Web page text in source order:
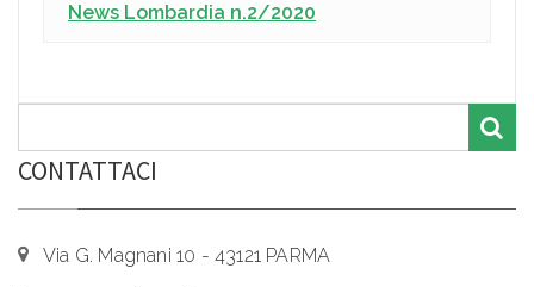
News Lombardia n.2/2020
CONTATTACI
Via G. Magnani 10 - 43121 PARMA